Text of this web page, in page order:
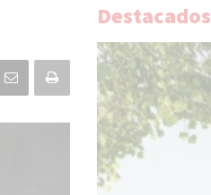
Destacados